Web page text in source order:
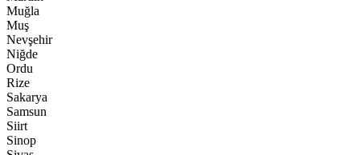
Muğla
Muş
Nevşehir
Niğde
Ordu
Rize
Sakarya
Samsun
Siirt
Sinop